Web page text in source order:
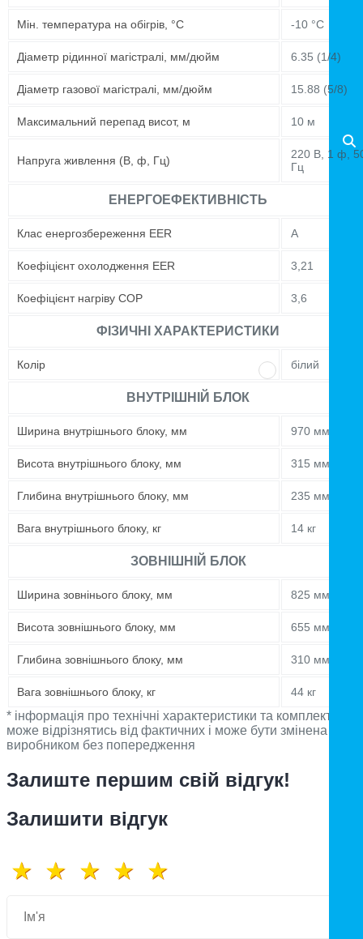
Мін. температура на обігрів, °C -10 °C
Діаметр рідинної магістралі, мм/дюйм 6.35 (1/4)
Діаметр газової магістралі, мм/дюйм 15.88 (5/8)
Максимальний перепад висот, м 10 м
Напруга живлення (В, ф, Гц)
220 В, 1 ф,
Гц
ЕНЕРГОЕФЕКТИВНІСТЬ
Клас енергозбереження EER A
Коефіцієнт охолодження EER 3,21
Коефіцієнт нагріву COP 3,6
ФІЗИЧНІ ХАРАКТЕРИСТИКИ
Колір білий
ВНУТРІШНІЙ БЛОК
Ширина внутрішнього блоку, мм 970 мм
Висота внутрішнього блоку, мм 315 мм
Глибина внутрішнього блоку, мм 235 мм
Вага внутрішнього блоку, кг 14 кг
ЗОВНІШНІЙ БЛОК
Ширина зовнінього блоку, мм 825 мм
Висота зовнішнього блоку, мм 655 мм
Глибина зовнішнього блоку, мм 310 мм
Вага зовнішнього блоку, кг 44 кг
* інформація про технічні характеристики та комплектацію
може відрізнятись від фактичних і може бути змінена
виробником без попередження
Залиште першим свій відгук!
Залишити відгук